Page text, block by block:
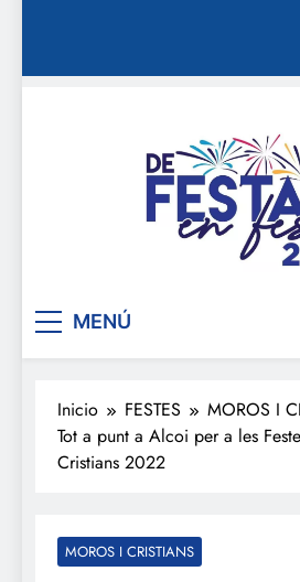
De festa
MENÚ
Inicio FESTES
MOROS I
Tot a punt a Alcoi per a les
Cristians 2022
MOROS I CRISTIANS